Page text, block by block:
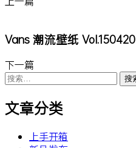
Vans 潮流壁纸 Vol.150420
下一篇
搜
索：
文章分类
上手开箱